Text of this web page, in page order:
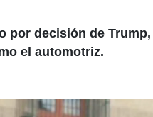
por decisión de
el automotriz.